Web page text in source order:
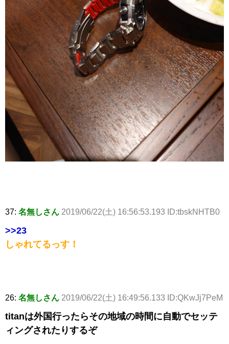
37: 名無しさん 2019/06/22(土) 16:56:53.193 ID:tbskNHTB0
>>23
しゃれてるっす！
26: 名無しさん 2019/06/22(土) 16:49:56.133 ID:QKwJj7PeM
titanは外国行ったらその地域の時間に自動でセッテ
ィングされたりするぞ